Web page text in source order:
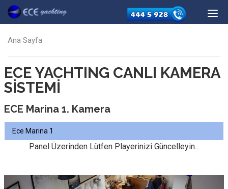
Ana Sayfa
ECE YACHTING CANLI KAMERA
SİSTEMİ
ECE Marina 1. Kamera
Panel Üzerinden Lütfen Playerinizi Güncelleyin...